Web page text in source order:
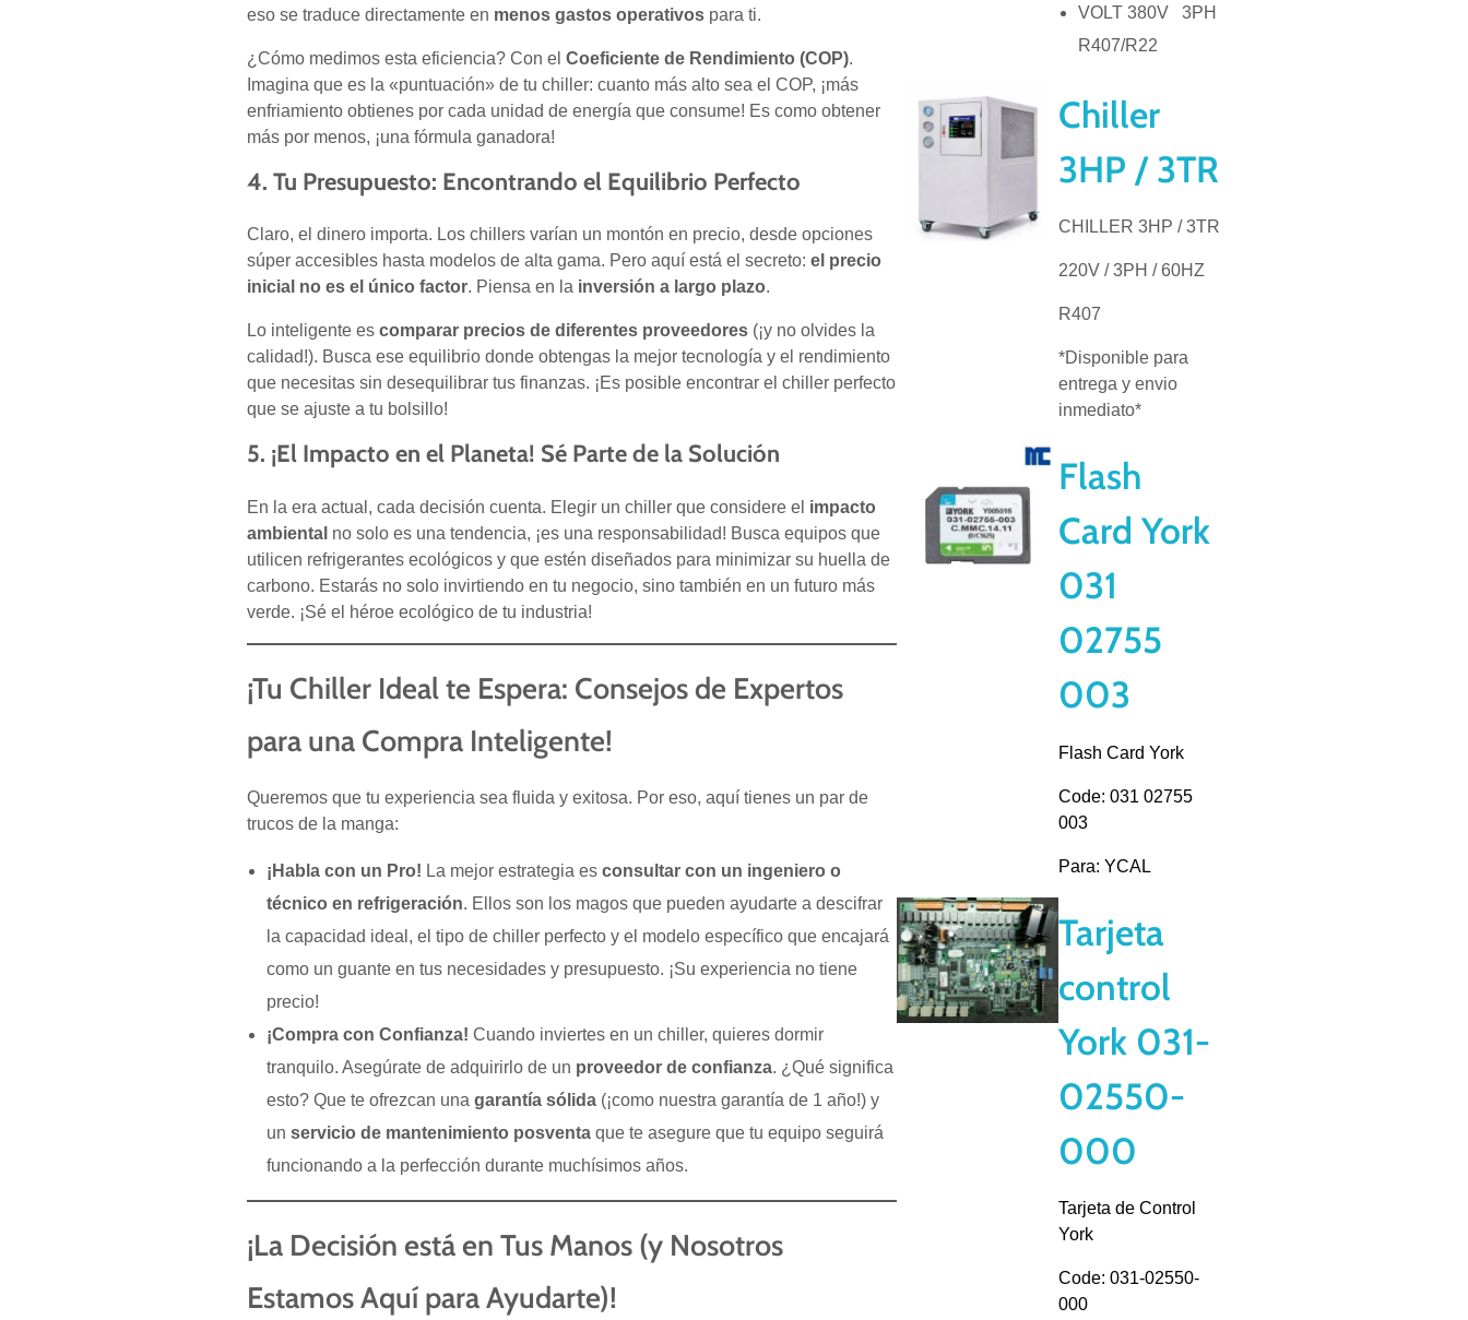
eso se traduce directamente en menos gastos operativos para ti.
¿Cómo medimos esta eficiencia? Con elCoeficiente de Rendimiento (COP).
Imagina que es la «puntuación» de tu chiller: cuanto más alto sea el COP, ¡más
enfriamiento obtienes por cada unidad de energía que consume! Es como obtener
más por menos, ¡una fórmula ganadora!
4. Tu Presupuesto: Encontrando el Equilibrio Perfecto
Claro, el dinero importa. Los chillers varían un montón en precio, desde opciones
súper accesibles hasta modelos de alta gama. Pero aquí está el secreto:el precio
inicial no es el único factor. Piensa en la inversión a largo plazo.
Lo inteligente escomparar precios de diferentes proveedores (¡y no olvides la
calidad!). Busca ese equilibrio donde obtengas la mejor tecnología y el rendimiento
que necesitas sin desequilibrar tus finanzas. ¡Es posible encontrar el chiller perfecto
que se ajuste a tu bolsillo!
5. ¡El Impacto en el Planeta! Sé Parte de la Solución
En la era actual, cada decisión cuenta. Elegir un chiller que considere el impacto
ambiental no solo es una tendencia, ¡es una responsabilidad! Busca equipos que
utilicen refrigerantes ecológicos y que estén diseñados para minimizar su huella de
carbono. Estarás no solo invirtiendo en tu negocio, sino también en un futuro más
verde. ¡Sé el héroe ecológico de tu industria!
¡Tu Chiller Ideal te Espera: Consejos de Expertos
para una Compra Inteligente!
Queremos que tu experiencia sea fluida y exitosa. Por eso, aquí tienes un par de
trucos de la manga:
¡Habla con un Pro! La mejor estrategia es consultar con un ingeniero o
técnico en refrigeración. Ellos son los magos que pueden ayudarte a descifrar
la capacidad ideal, el tipo de chiller perfecto y el modelo específico que encajará
como un guante en tus necesidades y presupuesto. ¡Su experiencia no tiene
precio!
¡Compra con Confianza! Cuando inviertes en un chiller, quieres dormir
tranquilo. Asegúrate de adquirirlo de un proveedor de confianza. ¿Qué significa
esto? Que te ofrezcan una garantía sólida(¡como nuestra garantía de 1 año!) y
un servicio de mantenimiento posventaque te asegure que tu equipo seguirá
funcionando a la perfección durante muchísimos años.
¡La Decisión está en Tus Manos (y Nosotros
Estamos Aquí para Ayudarte)!
VOLT 380V 3PH
R407/R22
Chiller
3HP / 3TR
CHILLER 3HP / 3TR
220V / 3PH / 60HZ
R407
*Disponible para
entrega y envio
inmediato*
Flash
Card York
031
02755
003
Flash Card York
Code: 031 02755
003
Para: YCAL
Tarjeta
control
York 031-
02550-
000
Tarjeta de Control
York
Code: 031-02550-
000